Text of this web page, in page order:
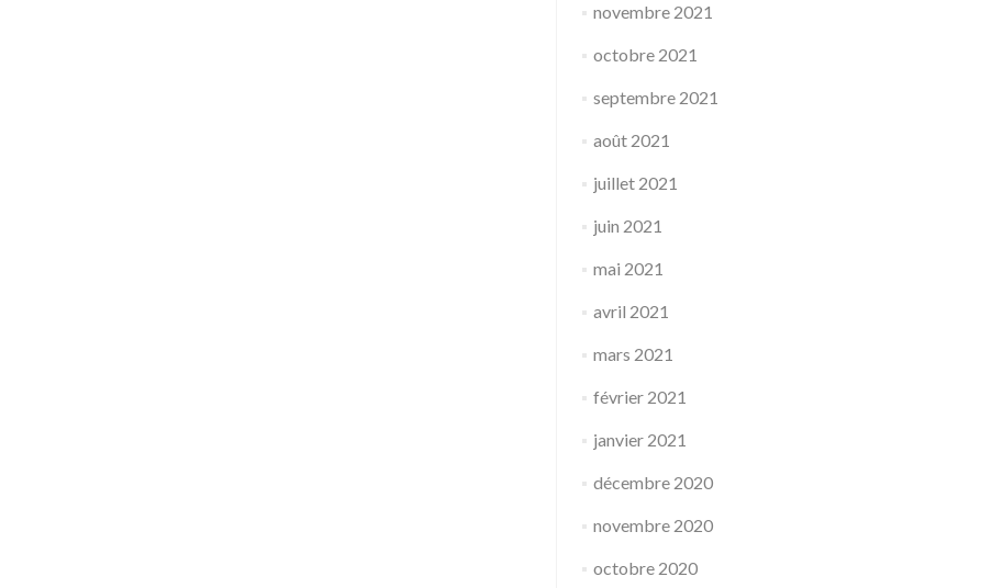
novembre 2021
octobre 2021
septembre 2021
août 2021
juillet 2021
juin 2021
mai 2021
avril 2021
mars 2021
février 2021
janvier 2021
décembre 2020
novembre 2020
octobre 2020